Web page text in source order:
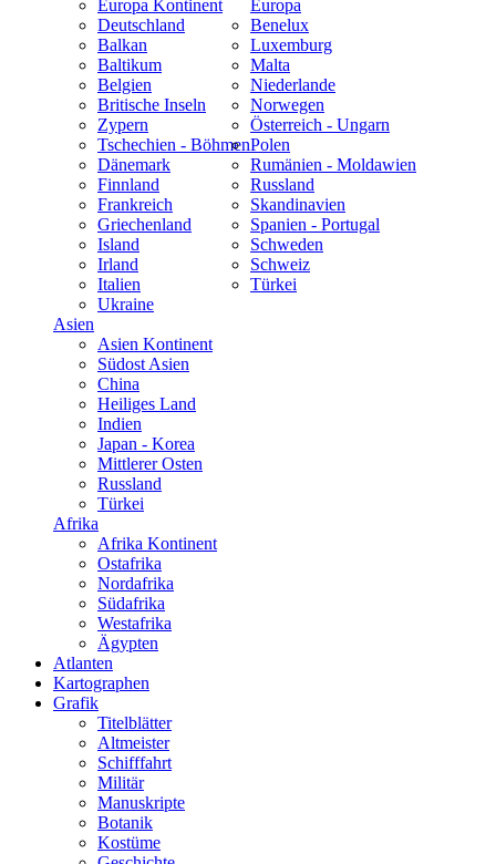
Europa
Europa Kontinent
Deutschland
Balkan
Baltikum
Belgien
Britische Inseln
Zypern
Tschechien - Böhmen
Dänemark
Finnland
Frankreich
Griechenland
Island
Irland
Italien
Benelux
Luxemburg
Malta
Niederlande
Norwegen
Österreich - Ungarn
Polen
Rumänien - Moldawien
Russland
Skandinavien
Spanien - Portugal
Schweden
Schweiz
Türkei
Ukraine
Asien
Asien Kontinent
Südost Asien
China
Heiliges Land
Indien
Japan - Korea
Mittlerer Osten
Russland
Türkei
Afrika
Afrika Kontinent
Ostafrika
Nordafrika
Südafrika
Westafrika
Ägypten
Atlanten
Kartographen
Grafik
Titelblätter
Altmeister
Schifffahrt
Militär
Manuskripte
Botanik
Kostüme